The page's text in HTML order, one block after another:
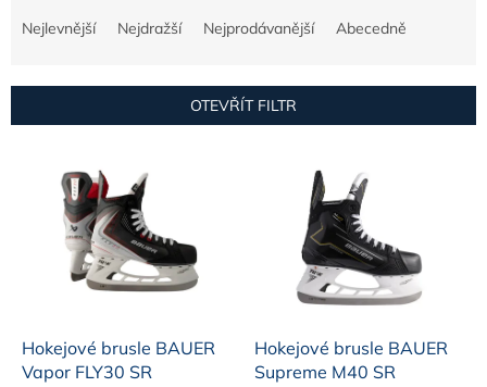
í
Nejlevnější Nejdražší Nejprodávanější Abecedně
OTEVŘÍT FILTR
u
Hokejové brusle BAUER
Vapor FLY30 SR
Hokejové brusle BAUER
Supreme M40 SR